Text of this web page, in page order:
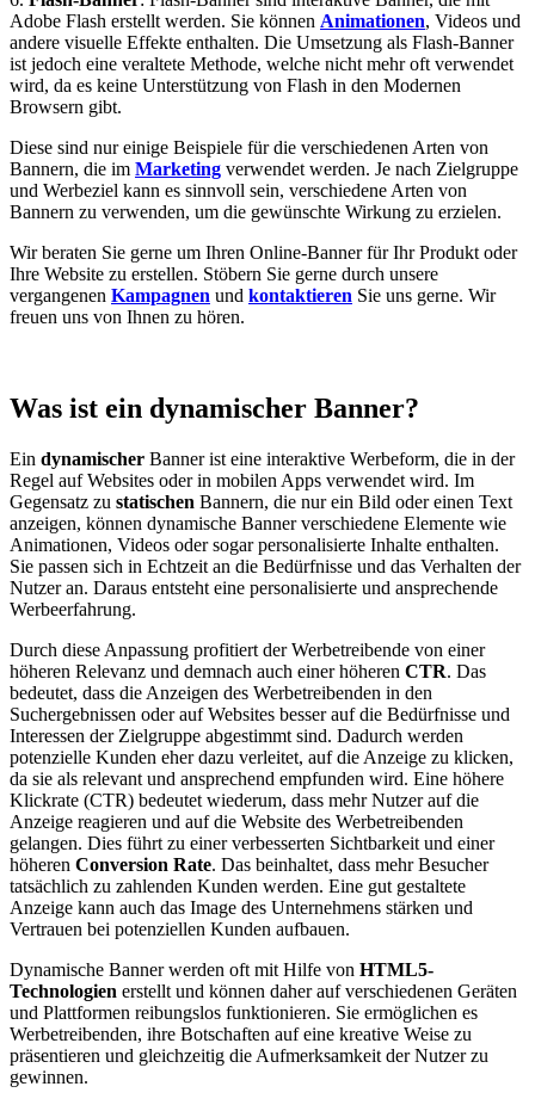
Adobe Flash erstellt werden. Sie können Animationen, Videos und
andere visuelle Effekte enthalten. Die Umsetzung als Flash-Banner
ist jedoch eine veraltete Methode, welche nicht mehr oft verwendet
wird, da es keine Unterstützung von Flash in den Modernen
Browsern gibt.
Diese sind nur einige Beispiele für die verschiedenen Arten von
Bannern, die im Marketing verwendet werden. Je nach Zielgruppe
und Werbeziel kann es sinnvoll sein, verschiedene Arten von
Bannern zu verwenden, um die gewünschte Wirkung zu erzielen.
Wir beraten Sie gerne um Ihren Online-Banner für Ihr Produkt oder
Ihre Website zu erstellen. Stöbern Sie gerne durch unsere
vergangenen Kampagnen und kontaktieren Sie uns gerne. Wir
freuen uns von Ihnen zu hören.
Was ist ein dynamischer Banner?
Ein dynamischer Banner ist eine interaktive Werbeform, die in der
Regel auf Websites oder in mobilen Apps verwendet wird. Im
Gegensatz zu statischen Bannern, die nur ein Bild oder einen Text
anzeigen, können dynamische Banner verschiedene Elemente wie
Animationen, Videos oder sogar personalisierte Inhalte enthalten.
Sie passen sich in Echtzeit an die Bedürfnisse und das Verhalten der
Nutzer an. Daraus entsteht eine personalisierte und ansprechende
Werbeerfahrung.
Durch diese Anpassung profitiert der Werbetreibende von einer
höheren Relevanz und demnach auch einer höheren CTR. Das
bedeutet, dass die Anzeigen des Werbetreibenden in den
Suchergebnissen oder auf Websites besser auf die Bedürfnisse und
Interessen der Zielgruppe abgestimmt sind. Dadurch werden
potenzielle Kunden eher dazu verleitet, auf die Anzeige zu klicken,
da sie als relevant und ansprechend empfunden wird. Eine höhere
Klickrate (CTR) bedeutet wiederum, dass mehr Nutzer auf die
Anzeige reagieren und auf die Website des Werbetreibenden
gelangen. Dies führt zu einer verbesserten Sichtbarkeit und einer
höheren Conversion Rate. Das beinhaltet, dass mehr Besucher
tatsächlich zu zahlenden Kunden werden. Eine gut gestaltete
Anzeige kann auch das Image des Unternehmens stärken und
Vertrauen bei potenziellen Kunden aufbauen.
Dynamische Banner werden oft mit Hilfe von HTML5-
Technologien erstellt und können daher auf verschiedenen Geräten
und Plattformen reibungslos funktionieren. Sie ermöglichen es
Werbetreibenden, ihre Botschaften auf eine kreative Weise zu
präsentieren und gleichzeitig die Aufmerksamkeit der Nutzer zu
gewinnen.